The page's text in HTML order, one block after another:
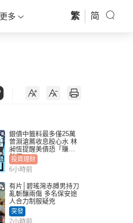
更多 繁 简
銀債中籤料最多僅25萬
曾淵滄薦收息股心水 林
昶恆提醒美債恐「賺息
蝕價」
投資理財
6小時前
有片│碧瑤灣赤膊男持刀
亂斬釀兩傷 多名保安途
人合力制服疑兇
突發
2小時前